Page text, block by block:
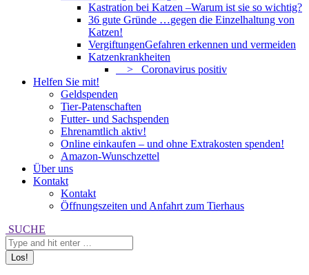
Kastration bei Katzen –Warum ist sie so wichtig?
36 gute Gründe …gegen die Einzelhaltung von
Katzen!
VergiftungenGefahren erkennen und vermeiden
Katzenkrankheiten
> Coronavirus positiv
Helfen Sie mit!
Geldspenden
Tier-Patenschaften
Futter- und Sachspenden
Ehrenamtlich aktiv!
Online einkaufen – und ohne Extrakosten spenden!
Amazon-Wunschzettel
Über uns
Kontakt
Kontakt
Öffnungszeiten und Anfahrt zum Tierhaus
Search:
SUCHE